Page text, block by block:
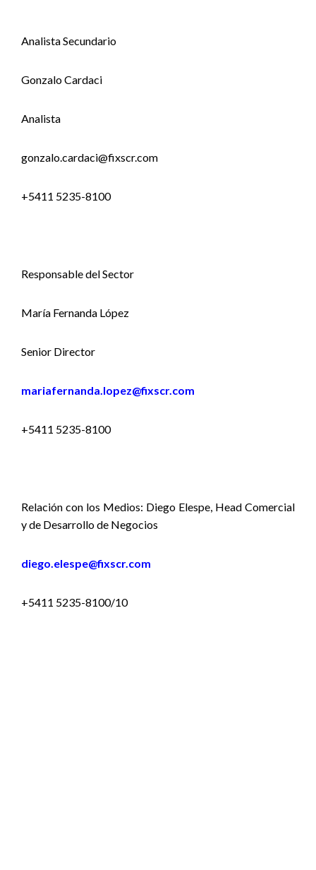
Analista Secundario
Gonzalo Cardaci
Analista
gonzalo.cardaci@fixscr.com
+5411 5235-8100
Responsable del Sector
María Fernanda López
Senior Director
mariafernanda.lopez@fixscr.com
+5411 5235-8100
Relación con los Medios: Diego Elespe, Head Comercial
y de Desarrollo de Negocios
diego.elespe@fixscr.com
+5411 5235-8100/10